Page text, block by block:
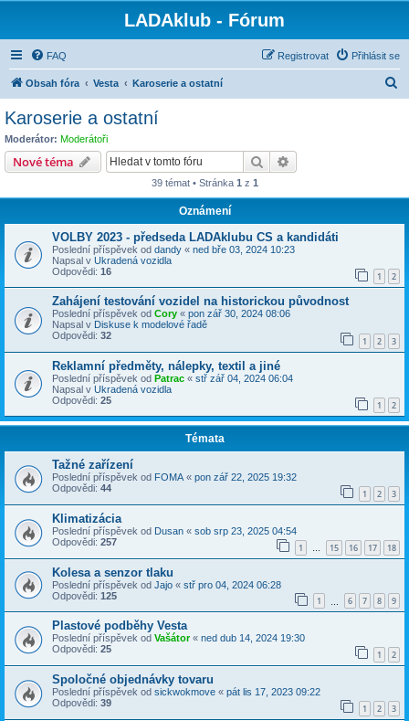
LADAklub - Fórum
FAQ Přihlásit se
Registrovat
Obsah fóra Vesta Karoserie a ostatní
Karoserie a ostatní
Moderátor: Moderátoři
Nové téma Hledat
39 témat • Stránka 1 z 1
Oznámení
VOLBY 2023 - předseda LADAklubu CS a kandidáti
Poslední příspěvek od dandy « ned bře 03, 2024 10:23
Napsal v Ukradená vozidla
Odpovědi: 16 1 2
Zahájení testování vozidel na historickou původnost
Poslední příspěvek od Cory « pon zář 30, 2024 08:06
Napsal v Diskuse k modelové řadě
Odpovědi: 32 1 2 3
Reklamní předměty, nálepky, textil a jiné
Poslední příspěvek od Patrac « stř zář 04, 2024 06:04
Napsal v Ukradená vozidla
Odpovědi: 25 1 2
Témata
Tažné zařízení
Poslední příspěvek od FOMA« pon zář 22, 2025 19:32
Odpovědi: 44 1 2 3
Klimatizácia
Poslední příspěvek od Dusan « sob srp 23, 2025 04:54
Odpovědi: 257 1 … 15 16 17 18
Kolesa a senzor tlaku
Poslední příspěvek od Jajo « stř pro 04, 2024 06:28
Odpovědi: 125 1 6 7 8 9
Plastové podběhy Vesta
Poslední příspěvek od Vašátor« ned dub 14, 2024 19:30
Odpovědi: 25 1 2
Spoločné objednávky tovaru
Poslední příspěvek od sickwokmove « pát lis 17, 2023 09:22
Odpovědi: 39 1 2 3